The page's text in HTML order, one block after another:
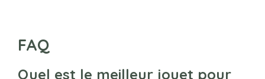
FAQ
Quel est le meilleur jouet pour